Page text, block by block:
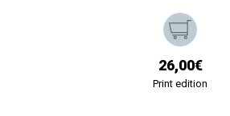
26,00€
Print edition